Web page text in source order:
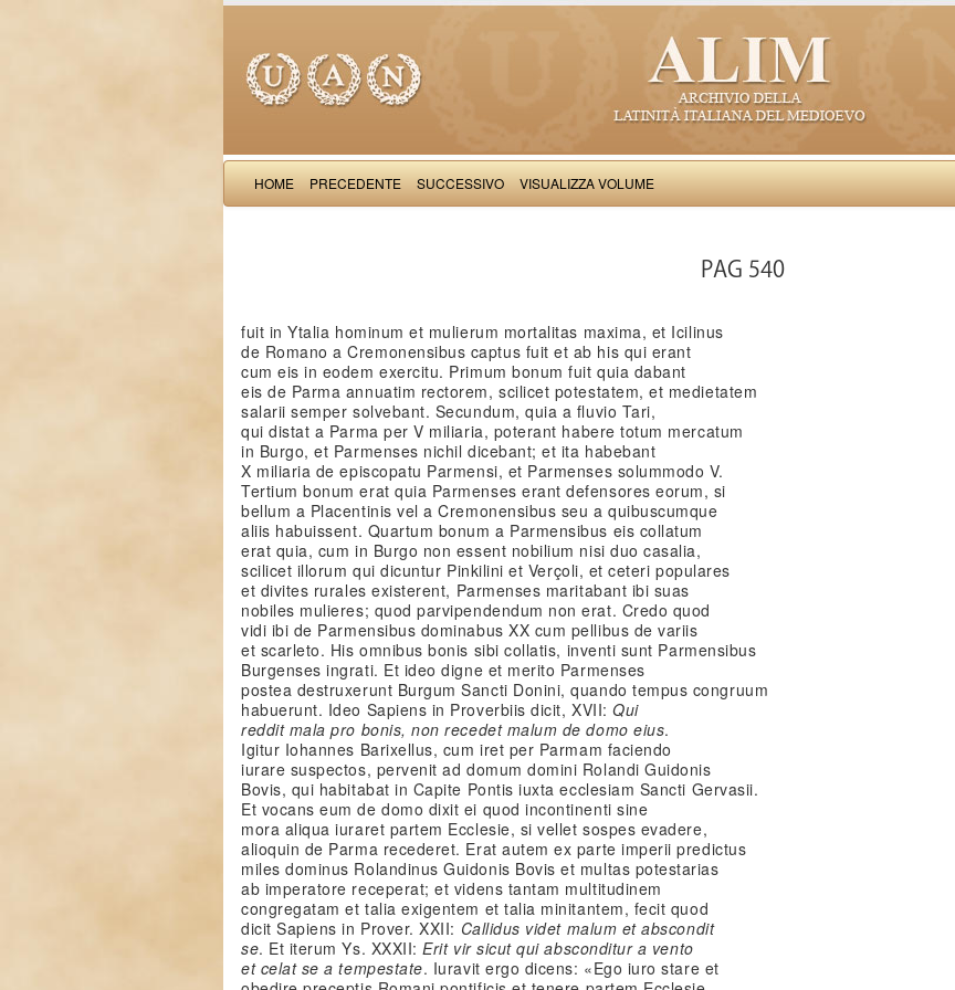
HOME PRECEDENTE SUCCESSIVO VISUALIZZA VOLUME
PAG 540
fuit in Ytalia hominum et mulierum mortalitas maxima, et Icilinus
de Romano a Cremonensibus captus fuit et ab his qui erant
cum eis in eodem exercitu. Primum bonum fuit quia dabant
eis de Parma annuatim rectorem, scilicet potestatem, et medietatem
salarii semper solvebant. Secundum, quia a fluvio Tari,
qui distat a Parma per V miliaria, poterant habere totum mercatum
in Burgo, et Parmenses nichil dicebant; et ita habebant
X miliaria de episcopatu Parmensi, et Parmenses solummodo V.
Tertium bonum erat quia Parmenses erant defensores eorum, si
bellum a Placentinis vel a Cremonensibus seu a quibuscumque
aliis habuissent. Quartum bonum a Parmensibus eis collatum
erat quia, cum in Burgo non essent nobilium nisi duo casalia,
scilicet illorum qui dicuntur Pinkilini et Verçoli, et ceteri populares
et divites rurales existerent, Parmenses maritabant ibi suas
nobiles mulieres; quod parvipendendum non erat. Credo quod
vidi ibi de Parmensibus dominabus XX cum pellibus de variis
et scarleto. His omnibus bonis sibi collatis, inventi sunt Parmensibus
Burgenses ingrati. Et ideo digne et merito Parmenses
postea destruxerunt Burgum Sancti Donini, quando tempus congruum
habuerunt. Ideo Sapiens in Proverbiis dicit, XVII:Qui
reddit mala pro bonis, non recedet malum de domo eius.
Igitur Iohannes Barixellus, cum iret per Parmam faciendo
iurare suspectos, pervenit ad domum domini Rolandi Guidonis
Bovis, qui habitabat in Capite Pontis iuxta ecclesiam Sancti Gervasii.
Et vocans eum de domo dixit ei quod incontinenti sine
mora aliqua iuraret partem Ecclesie, si vellet sospes evadere,
alioquin de Parma recederet. Erat autem ex parte imperii predictus
miles dominus Rolandinus Guidonis Bovis et multas potestarias
ab imperatore receperat; et videns tantam multitudinem
congregatam et talia exigentem et talia minitantem, fecit quod
dicit Sapiens in Prover. XXII: Callidus videt malum et abscondit
se. Et iterum Ys. XXXII:Erit vir sicut qui absconditur a vento
et celat se a tempestate. Iuravit ergo dicens: «Ego iuro stare et